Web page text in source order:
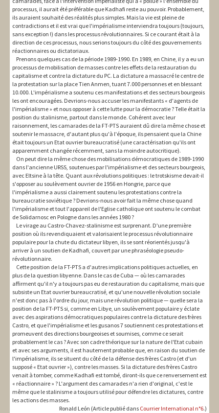
processus, il aurait été préférable que Kadhafi reste au pouvoir. Probablement,
ils auraient souhaité des réalités plus simples. Mais la vie est pleine de
contradictions et il est vrai que l'impérialisme interviendra toujours (toujours,
sans exception !) dans les processus révolutionnaires. Si ce courant était à la
direction de ces processus, nous serions toujours du côté des gouvernements
réactionnaires ou dictatoriaux.
Prenons quelques cas de la période 1989-1990. En 1989, en Chine, il y a eu un
processus de mobilisation de masses contre les effets de la restauration du
capitalisme et contre la dictature du PC. La dictature a massacré le centre de
la protestation sur la place Tien Anmen, tuant 7.000 personnes et en blessant
10.000. L'impérialisme a soutenu ces manifestations et des secteurs bourgeois
les ont encouragées. Devrions-nous accuser les manifestants « d'agents de
l'impérialisme » et nous opposer à cette lutte pour la démocratie ? Telle était la
position du stalinisme, partout dans le monde. Cohérent avec leur
raisonnement, les camarades de la FT-PTS auraient dû dire la même chose et
soutenir le massacre, d'autant plus qu'à l'époque, ils pensaient que la Chine
était toujours un Etat ouvrier bureaucratisé (une caractérisation qu'ils ont
apparemment changée récemment, sans la moindre autocritique).
On peut dire la même chose des mobilisations démocratiques de 1989-1990
dans l'ancienne URSS, soutenues par l'impérialisme et des secteurs bourgeois,
avec Eltsine à la tête. Quant aux révolutions politiques : le trotskisme devait-il
s'opposer au soulèvement ouvrier de 1956 en Hongrie, parce que
l'impérialisme a aussi clairement soutenu les protestations contre la
bureaucratie soviétique ? Devrions-nous avoir fait la même chose quand
l'impérialisme et tout l'appareil de l'Eglise catholique ont soutenu le combat
de Solidarnosc en Pologne dans les années 1980 ?
Le virage au Castro-Chavez-stalinisme est surprenant. D'une première
position où ils revendiquaient et valorisaient le processus révolutionnaire
populaire pour la chute du dictateur libyen, ils se sont réorientés jusqu'à
arriver à un soutien de Kadhafi, couvert par une phraséologie pseudo-
révolutionnaire.
Cette position de la FT-PTS a d'autres implications politiques actuelles, en
plus de la question libyenne. Dans le cas de Cuba — où les camarades
affirment qu'il n'y a toujours pas eu de restauration du capitalisme, mais que
subsiste un Etat ouvrier bureaucratisé, et qu'une nouvelle révolution sociale
n'est donc pas à l'ordre du jour, mais une révolution politique — quelle sera la
position de la FT-PTS si, comme en Libye, un soulèvement populaire y éclate
avec des aspirations démocratiques populaires contre la dictature des frères
Castro, et que l'impérialisme et les gusanos 7 soutiennent ces protestations et
promeuvent des directions bourgeoises et soumises, comme ce serait
probablement le cas ? Avec son cadre théorique sur la nature de l'Etat cubain
et avec ses arguments, il est hautement probable que, en raison du soutien de
l'impérialisme, ils se situent du côté de la défense des frères Castro (et d'un
supposé « Etat ouvrier »), contre les masses. Si la dictature des frères Castro
venait à tomber, comme Kadhafi est tombé, diront-ils que ce renversement est
« réactionnaire » ? L'argument des camarades n'a rien d'original, c'est le
même que le stalinisme a toujours utilisé pour défendre les dictatures, contre
les actions des masses.
Ronald León (Article publié dans Courrier International n°6.)